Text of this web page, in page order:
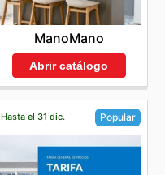
ManoMano
Abrir catálogo
Hasta el 31 dic. Popular